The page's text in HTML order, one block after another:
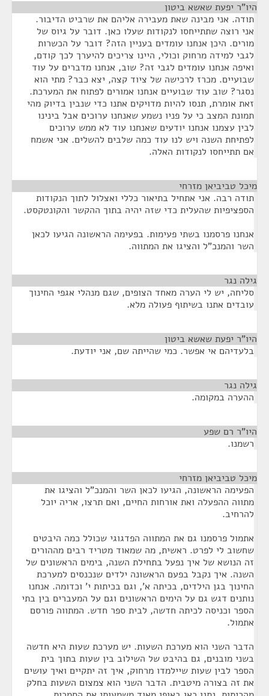
היו"ר יפעת שאשא ביטון
תודה. אני מבינה שאת מעבירה אליהם את שרביט הדיבור.
אני רוצה שתתייחסו לנקודות שעלו כאן. דובר על גיוס של
מורים. היכן אנחנו עומדים בעניין הזה? דובר על הכשרות
לגבי למידה מרחוק וכולי, היינו צריכים להיערך לכך קודם,
ואיפה אנחנו עומדים לגבי זה? שוב, אנחנו מדברים על עוד
שבועיים. מכרז לרכישה של ציוד קצה, יצא כבר? מתי הוא
נסגר? שוב עוד שבועיים אנחנו אמורים לפתוח את המערכת.
זאת אומרת, תנסו להיות מדויקים אתנו כדי שנבין בדיוק מהי
תמונת המצב כי על פניו נשמע שאנחנו ערוכים אבל בינינו
לבין עצמנו אנחנו יודעים שאנחנו עוד לא ממש ערוכים
לפתיחת השנה ויש לנו עוד כמה שלבים להשלים. אני אשמח
אם תתייחסו לנקודות האלה.
מיכל טביביאן מזרחי
תודה רבה. אני אתחיל בתיאור כללי ואצלול לתוך הנקודות
הספציפיות שהעלית כדי שזה יהיה בתוך ההקשר והקונטקסט.
אנחנו פרסמנו בשתי פעימות. בפעימה הראשונה הגיעו לכאן
השר והמנכ"ל והציגו את המתווה.
גילה נגר
סליחה, יש לי הערה מאחד הצופים, שגם מנהלי אגפי החינוך
עובדים אתנו בשיתוף פעולה מלא.
היו"ר יפעת שאשא ביטון
בלעדיהם אי אפשר. כמי שהייתה שם, אני יודעת.
גילה נגר
ההערה במקומה.
היו"ר רם שפע
רשמנו.
מיכל טביביאן מזרחי
הפעימה הראשונה, הגיעו לכאן השר והמנכ"ל והציגו את
מתווה ההפעלה ואת אורחות החיים, ואם תרצו, אריה יוכל
להרחיב.
אתמול פרסמנו גם את המתווה הפדגוגי שכולל כמה היבטים
שחשוב לי לפרט. ראשית, מה שמאוד מטריד רבים מההורים
זה הנושא של איך נפעל בתחילת השנה, בימים הראשונים של
השנה. איך נקבל בפעם הראשונה ילדים שנכנסים למערכת
החינוך בגן הילדים, בכיתה א', וגם בכיתות י' וכדומה. אנחנו
נותנים דגש גם על הימים הראשונים וגם על המעברים בין בתי
הספר וכניסה לכיתה חדשה, לבית ספר חדש. המתווה פורסם
אתמול.
הדבר השני הוא מערכת השעות. יש מערכת שעות היא חדשה
בשני מובנים, גם בהיבט של השילוב בין שעות בתוך בית
הספר לבין שעות שיילמדו מרחוק, איך זה יתקיים ואיך עושים
את זה בצורה מיטבית. הדבר השני הוא צמצום השעות בחלק